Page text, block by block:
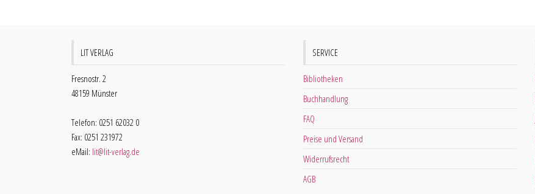
LIT VERLAG
Fresnostr. 2
48159 Münster
Telefon: 0251 62032 0
Fax: 0251 231972
eMail: lit@lit-verlag.de
SERVICE
Bibliotheken
Buchhandlung
FAQ
Preise und Versand
Widerrufsrecht
AGB